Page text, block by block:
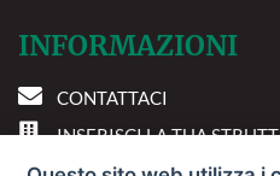
INFORMAZIONI
CONTATTACI
INSERISCI LA TUA